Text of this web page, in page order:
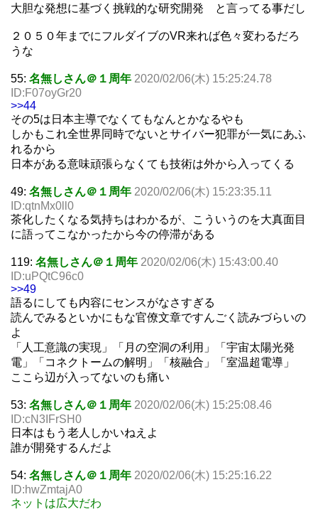
大胆な発想に基づく挑戦的な研究開発 と言ってる事だし
２０５０年までにフルダイブのVR来れば色々変わるだろ
うな
55: 名無しさん＠１周年 2020/02/06(木) 15:25:24.78
ID:F07oyGr20
>>44
その5は日本主導でなくてもなんとかなるやも
しかもこれ全世界同時でないとサイバー犯罪が一気にあふ
れるから
日本がある意味頑張らなくても技術は外から入ってくる
49: 名無しさん＠１周年 2020/02/06(木) 15:23:35.11
ID:qtnMx0ll0
茶化したくなる気持ちはわかるが、こういうのを大真面目
に語ってこなかったから今の停滞がある
119: 名無しさん＠１周年 2020/02/06(木) 15:43:00.40
ID:uPQtC96c0
>>49
語るにしても内容にセンスがなさすぎる
読んでみるといかにもな官僚文章ですんごく読みづらいの
よ
「人工意識の実現」「月の空洞の利用」「宇宙太陽光発
電」「コネクトームの解明」「核融合」「室温超電導」
ここら辺が入ってないのも痛い
53: 名無しさん＠１周年 2020/02/06(木) 15:25:08.46
ID:cN3IFrSH0
日本はもう老人しかいねえよ
誰が開発するんだよ
54: 名無しさん＠１周年 2020/02/06(木) 15:25:16.22
ID:hwZmtajA0
ネットは広大だわ